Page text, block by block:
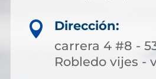

Dirección:
carrera 4 #8 -
Robledo vijes -